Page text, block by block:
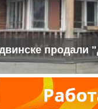
продали